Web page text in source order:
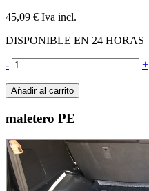
45,09 € Iva incl.
DISPONIBLE EN 24 HORAS
- +
Añadir al carrito
maletero PE